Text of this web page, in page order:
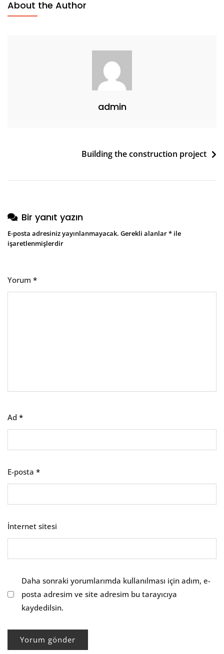
About the Author
admin
Building the construction project
Bir yanıt yazın
E-posta adresiniz yayınlanmayacak. Gerekli alanlar* ile
işaretlenmişlerdir
Yorum *
Ad *
E-posta *
İnternet sitesi
Daha sonraki yorumlarımda kullanılması için adım, e-
posta adresim ve site adresim bu tarayıcıya
kaydedilsin.